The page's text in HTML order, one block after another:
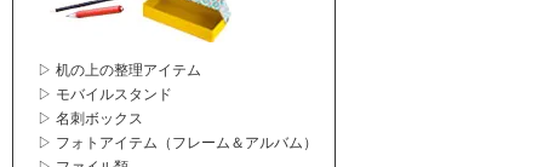
▷ 机の上の整理アイテム
▷ モバイルスタンド
▷ 名刺ボックス
▷ フォトアイテム（フレーム＆アルバム）